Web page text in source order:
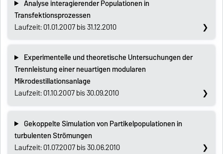
Analyse interagierender Populationen in
Transfektionsprozessen
Laufzeit: 01.01.2007 bis 31.12.2010
Experimentelle und theoretische Untersuchungen der
Trennleistung einer neuartigen modularen
Mikrodestillationsanlage
Laufzeit: 01.10.2007 bis 30.09.2010
Gekoppelte Simulation von Partikelpopulationen in
turbulenten Strömungen
Laufzeit: 01.07.2007 bis 30.06.2010